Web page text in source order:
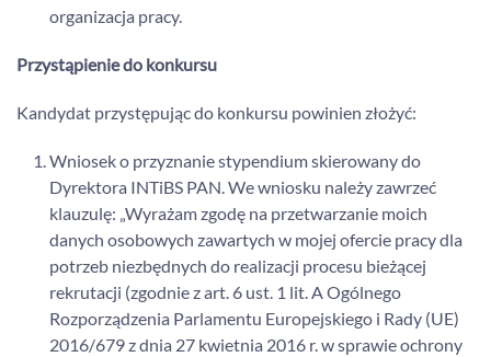
organizacja pracy.
Przystąpienie do konkursu
Kandydat przystępując do konkursu powinien złożyć:
Wniosek o przyznanie stypendium skierowany do
Dyrektora INTiBS PAN. We wniosku należy zawrzeć
klauzulę: „Wyrażam zgodę na przetwarzanie moich
danych osobowych zawartych w mojej ofercie pracy dla
potrzeb niezbędnych do realizacji procesu bieżącej
rekrutacji (zgodnie z art. 6 ust. 1 lit. A Ogólnego
Rozporządzenia Parlamentu Europejskiego i Rady (UE)
2016/679 z dnia 27 kwietnia 2016 r. w sprawie ochrony